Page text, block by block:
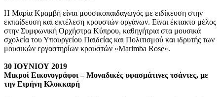
Η Μαρία Κραμβή είναι μουσικοπαιδαγωγός με ειδίκευση στην
εκπαίδευση και εκτέλεση κρουστών οργάνων. Είναι έκτακτο μέλος
στην Συμφωνική Ορχήστρα Κύπρου, καθηγήτρια στα μουσικά
σχολεία του Υπουργείου Παιδείας και Πολιτισμού και ιδρυτής των
μουσικών εργαστηρίων κρουστών «Marimba Rose».
30 ΙΟΥΝΙΟΥ 2019
Μικροί Εικονογράφοι – Μοναδικές υφασμάτινες τσάντες, με
την Ειρήνη Κλοκκαρή